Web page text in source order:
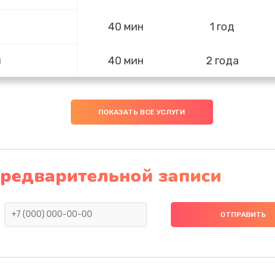
40 мин 1 год
40 мин 2 года
40 мин 1 год
1 год
ПОКАЗАТЬ ВСЕ УСЛУГИ
записи